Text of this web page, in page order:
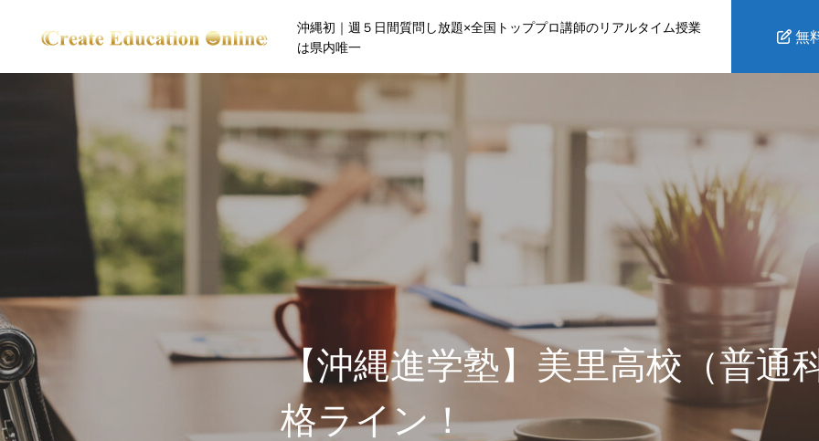
沖縄初｜週５日間質問し放題×全国トッププロ講師のリアルタイム授業
は県内唯一
無
【沖縄進学塾】美里高校（普通
格ライン！